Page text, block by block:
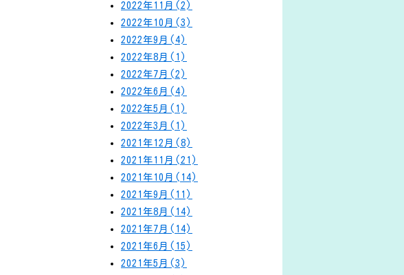
2022年11月(2)
2022年10月(3)
2022年9月(4)
2022年8月(1)
2022年7月(2)
2022年6月(4)
2022年5月(1)
2022年3月(1)
2021年12月(8)
2021年11月(21)
2021年10月(14)
2021年9月(11)
2021年8月(14)
2021年7月(14)
2021年6月(15)
2021年5月(3)